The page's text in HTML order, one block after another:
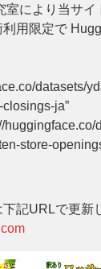
室により当サイ
用限定で
datasets/
ja”
huggingface.co/
store-
記URLで更新